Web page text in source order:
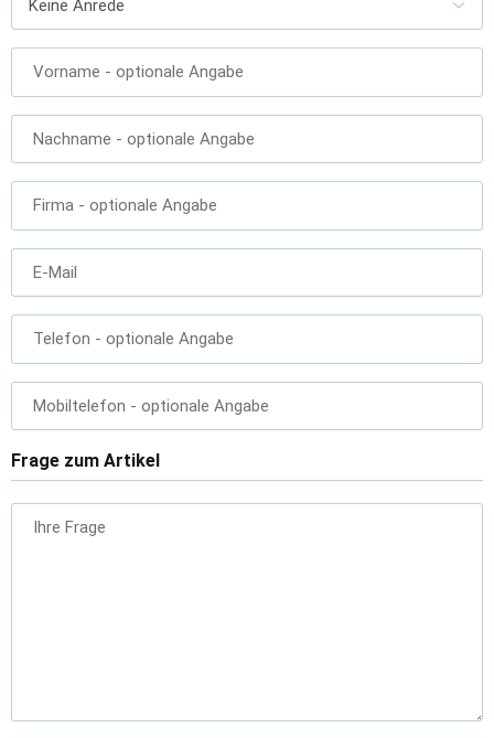
Vorname - optionale Angabe
Nachname - optionale Angabe
Firma - optionale Angabe
E-Mail
Telefon - optionale Angabe
Mobiltelefon - optionale Angabe
Frage zum Artikel
Ihre Frage